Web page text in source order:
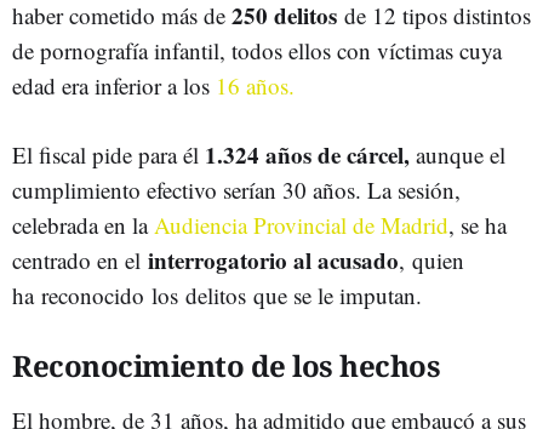
haber cometido más de 250 delitos de 12 tipos distintos
de pornografía infantil, todos ellos con víctimas cuya
edad era inferior a los 16 años.
El fiscal pide para él 1.324 años de cárcel, aunque el
cumplimiento efectivo serían 30 años. La sesión,
celebrada en laAudiencia Provincial de Madrid, se ha
centrado en el interrogatorio al acusado, quien
ha reconocido los delitos que se le imputan.
Reconocimiento de los hechos
El hombre, de 31 años, ha admitido que embaucó a sus